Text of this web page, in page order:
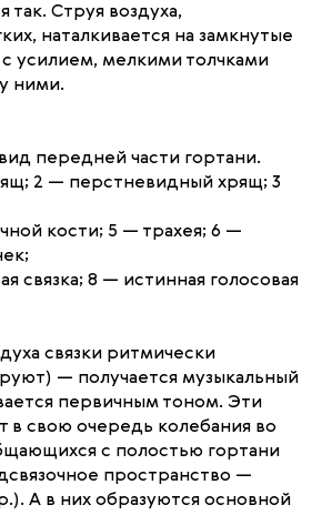
так. Струя воздуха,
наталкивается на замкнутые
с усилием, мелкими толчками
ними.
передней части гортани.
2 — перстневидный хрящ; 3
кости; 5 — трахея; 6 —
связка; 8 — истинная голосовая
связки ритмически
— получается музыкальный
первичным тоном. Эти
в свою очередь колебания во
с полостью гортани
пространство —
А в них образуются основной